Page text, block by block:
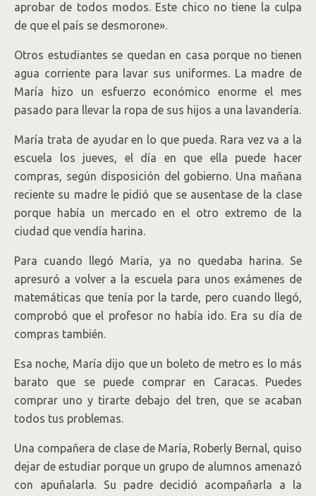
aprobar de todos modos. Este chico no tiene la culpa
de que el país se desmorone».
Otros estudiantes se quedan en casa porque no tienen
agua corriente para lavar sus uniformes. La madre de
María hizo un esfuerzo económico enorme el mes
pasado para llevar la ropa de sus hijos a una lavandería.
María trata de ayudar en lo que pueda. Rara vez va a la
escuela los jueves, el día en que ella puede hacer
compras, según disposición del gobierno. Una mañana
reciente su madre le pidió que se ausentase de la clase
porque había un mercado en el otro extremo de la
ciudad que vendía harina.
Para cuando llegó María, ya no quedaba harina. Se
apresuró a volver a la escuela para unos exámenes de
matemáticas que tenía por la tarde, pero cuando llegó,
comprobó que el profesor no había ido. Era su día de
compras también.
Esa noche, María dijo que un boleto de metro es lo más
barato que se puede comprar en Caracas. Puedes
comprar uno y tirarte debajo del tren, que se acaban
todos tus problemas.
Una compañera de clase de María, Roberly Bernal, quiso
dejar de estudiar porque un grupo de alumnos amenazó
con apuñalarla. Su padre decidió acompañarla a la